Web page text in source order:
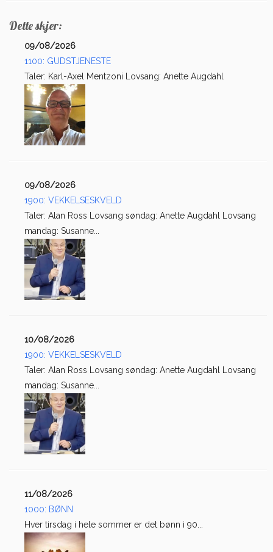
Dette skjer:
09/08/2026
1100: GUDSTJENESTE
Taler: Karl-Axel Mentzoni Lovsang: Anette Augdahl
09/08/2026
1900: VEKKELSESKVELD
Taler: Alan Ross Lovsang søndag: Anette Augdahl Lovsang
mandag: Susanne...
10/08/2026
1900: VEKKELSESKVELD
Taler: Alan Ross Lovsang søndag: Anette Augdahl Lovsang
mandag: Susanne...
11/08/2026
1000: BØNN
Hver tirsdag i hele sommer er det bønn i 90...